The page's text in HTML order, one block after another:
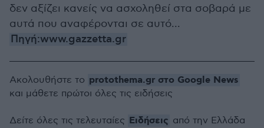
δεν αξίζει κανείς να ασχοληθεί στα σοβαρά με
αυτά που αναφέρονται σε αυτό...
Πηγή:www.gazzetta.gr
Ακολουθήστε το protothema.gr στο Google News
και μάθετε πρώτοι όλες τις ειδήσεις
Δείτε όλες τις τελευταίες Ειδήσεις από την Ελλάδα